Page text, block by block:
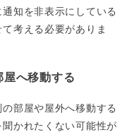
知を非表示にしている
考える必要がありま
屋へ移動する
部屋や屋外へ移動する
かれたくない可能性が